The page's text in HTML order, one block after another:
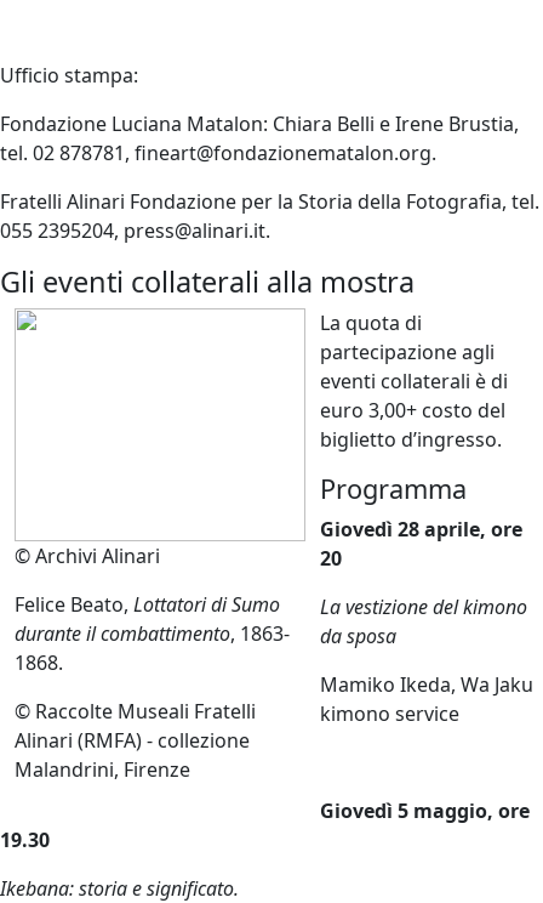
Ufficio stampa:
Fondazione Luciana Matalon: Chiara Belli e Irene Brustia,
tel. 02 878781, fineart@fondazionematalon.org.
Fratelli Alinari Fondazione per la Storia della Fotografia, tel.
055 2395204, press@alinari.it.
Gli eventi collaterali alla mostra
© Archivi Alinari
Felice Beato, Lottatori di Sumo
durante il combattimento, 1863-
1868.
© Raccolte Museali Fratelli
Alinari (RMFA) - collezione
Malandrini, Firenze
La quota di
partecipazione agli
eventi collaterali è di
euro 3,00+ costo del
biglietto d’ingresso.
Programma
Giovedì 28 aprile, ore
20
La vestizione del kimono
da sposa
Mamiko Ikeda, Wa Jaku
kimono service
Giovedì 5 maggio, ore
19.30
Ikebana: storia e significato.